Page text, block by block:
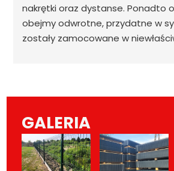
nakrętki oraz dystanse. Ponadto
obejmy odwrotne, przydatne w
zostały zamocowane w
GALERIA